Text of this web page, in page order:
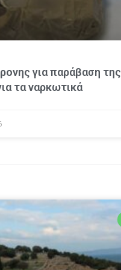
για παράβαση της
τα ναρκωτικά